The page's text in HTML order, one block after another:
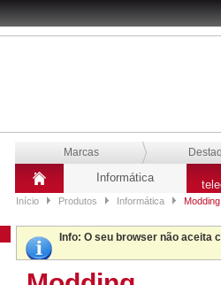
Marcas
Informática
Início Produtos Informática Modding
Info: O seu browser não aceita